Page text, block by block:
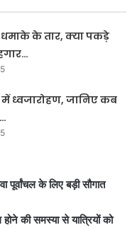
के तार, क्या पकड़े
में ध्वजारोहण, जानिए कब
के लिए बड़ी सौगात
की समस्या से यात्रियों को